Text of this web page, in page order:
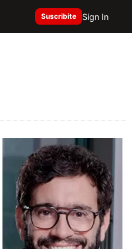
Suscribite Sign In